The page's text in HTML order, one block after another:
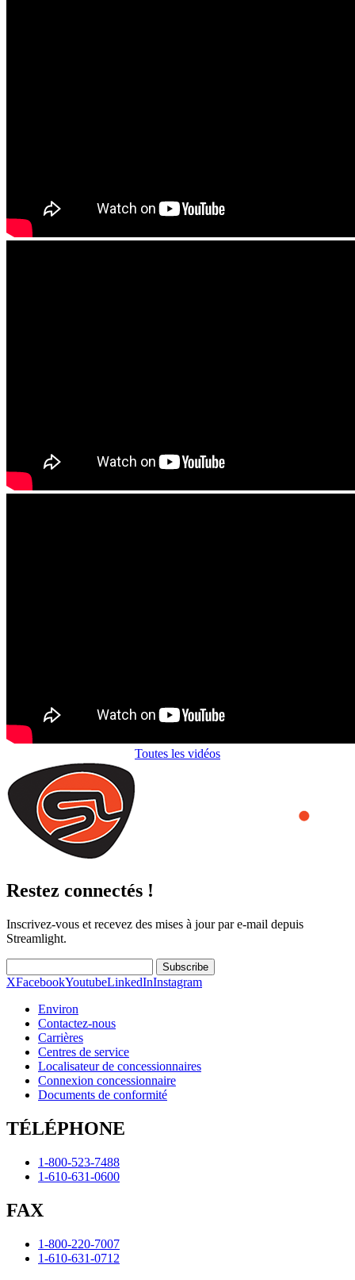
Toutes les vidéos
Restez connectés !
Inscrivez-vous et recevez des mises à jour par e-mail depuis
Streamlight.
Subscribe
XFacebookYoutubeLinkedInInstagram
Environ
Contactez-nous
Carrières
Centres de service
Localisateur de concessionnaires
Connexion concessionnaire
Documents de conformité
TÉLÉPHONE
1-800-523-7488
1-610-631-0600
FAX
1-800-220-7007
1-610-631-0712